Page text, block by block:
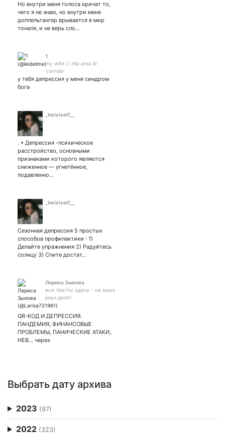
Но внутри меня голоса кричат то,
чего я не знаю, но внутри меня
доппельгангер врывается в мир
тоналя, и не верь сло…
'l
my wife // ella ama la
'corrida'
у тебя депрессия у меня синдром
бога
_twixiself__
. • Депрессия -психическое
расстройство, основными
признаками которого являются
сниженное — угнетённое,
подавленно…
_twixiself__
Сезонная депрессия 5 простых
способов профилактики : 1)
Делайте упражнения 2) Радуйтесь
солнцу 3) Спите достат…
Лариса Зыкова
все твитты здесь - не моих
ркук дело!
QR-КОД И ДЕПРЕССИЯ.
ПАНДЕМИЯ, ФИНАНСОВЫЕ
ПРОБЛЕМЫ, ПАНИЧЕСКИЕ АТАКИ,
НЕВ... через
Выбрать дату архива
2023 (97)
2022 (323)